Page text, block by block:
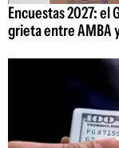
Encuestas 2027: el
grieta entre AMBA